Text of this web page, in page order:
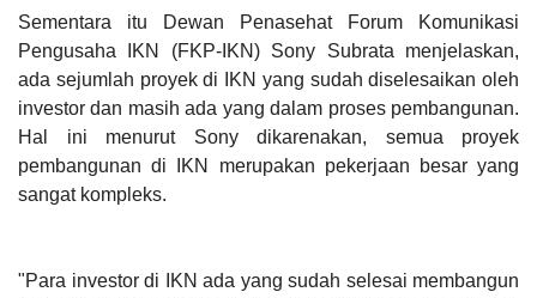
Sementara itu Dewan Penasehat Forum Komunikasi
Pengusaha IKN (FKP-IKN) Sony Subrata menjelaskan,
ada sejumlah proyek di IKN yang sudah diselesaikan oleh
investor dan masih ada yang dalam proses pembangunan.
Hal ini menurut Sony dikarenakan, semua proyek
pembangunan di IKN merupakan pekerjaan besar yang
sangat kompleks.
"Para investor di IKN ada yang sudah selesai membangun